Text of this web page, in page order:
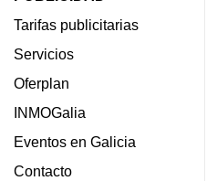
Tarifas publicitarias
Servicios
Oferplan
INMOGalia
Eventos en Galicia
Contacto